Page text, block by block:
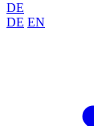
DE
DE EN